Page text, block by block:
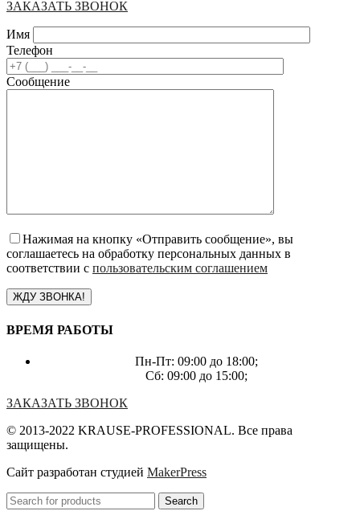
ЗАКАЗАТЬ ЗВОНОК
Имя
Телефон
Сообщение
Нажимая на кнопку «Отправить сообщение», вы
соглашаетесь на обработку персональных данных в
соответствии с пользовательским соглашением
ВРЕМЯ РАБОТЫ
Пн-Пт: 09:00 до 18:00;
Сб: 09:00 до 15:00;
ЗАКАЗАТЬ ЗВОНОК
© 2013-2022 KRAUSE-PROFESSIONAL. Все права
защищены.
Сайт разработан студией MakerPress
Search